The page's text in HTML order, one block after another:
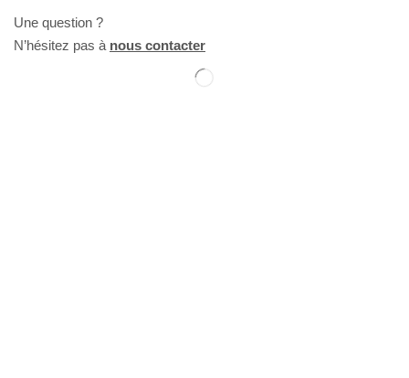
Une question ?
N’hésitez pas à nous contacter